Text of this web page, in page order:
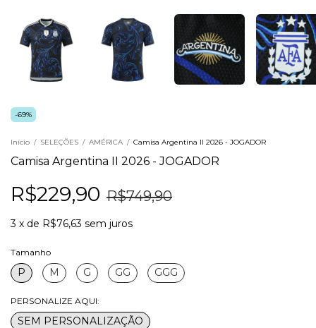
-69%
Início / SELEÇÕES / AMÉRICA / Camisa Argentina II 2026 - JOGADOR
Camisa Argentina II 2026 - JOGADOR
R$229,90 R$749,90
3 x de R$76,63 sem juros
Tamanho
P M G GG GGG
PERSONALIZE AQUI:
SEM PERSONALIZAÇÃO